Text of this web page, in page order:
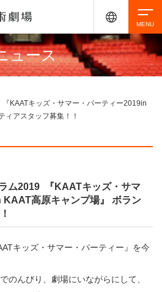
ビリティ
検索
チケット購入
ュース
KAATキッズ・サマー・パーティー2019in
ィアスタッフ募集！！
ム2019 『KAATキッズ・サマ
KAAT高原キャンプ場』 ボラン
キッズ・サマー・パーティー』を今
のんびり、劇場にいながらにして、